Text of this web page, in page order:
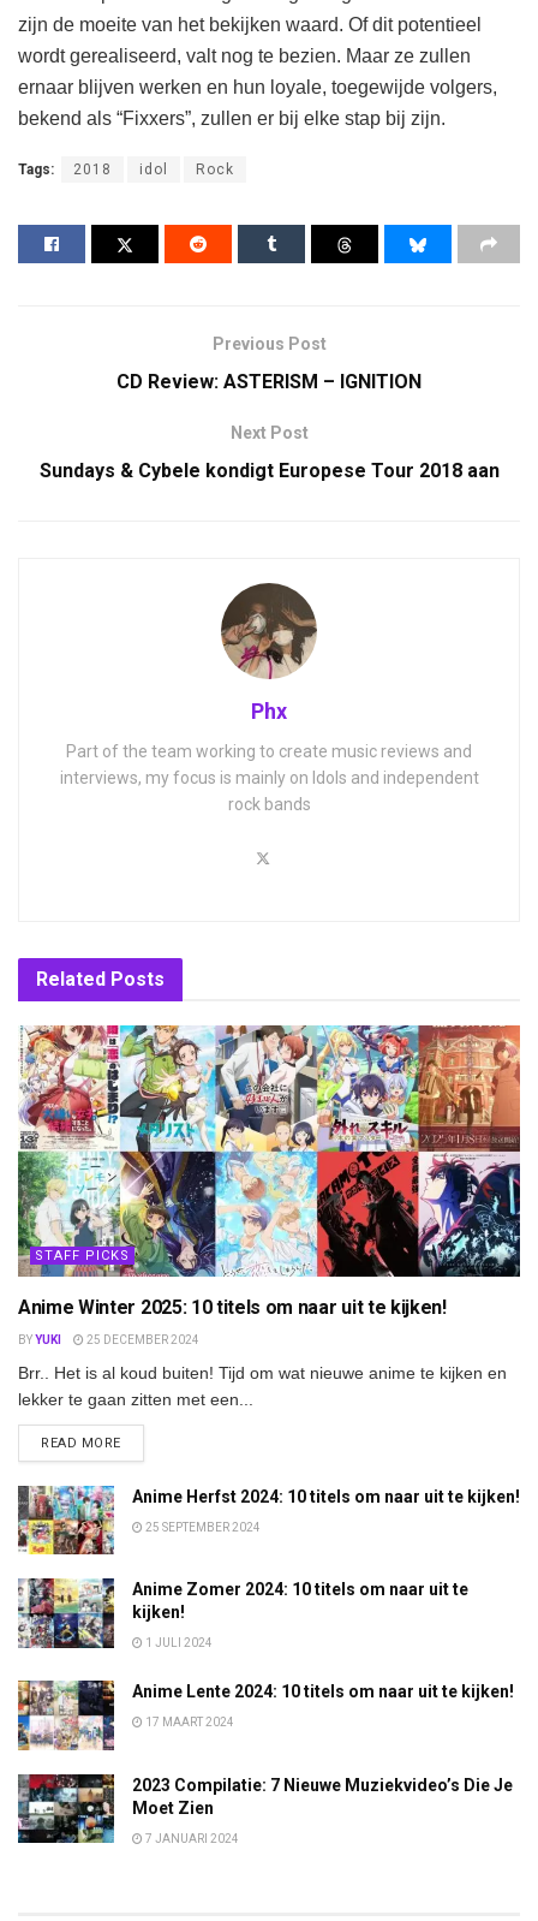
zijn de moeite van het bekijken waard. Of dit potentieel
wordt gerealiseerd, valt nog te bezien. Maar ze zullen
ernaar blijven werken en hun loyale, toegewijde volgers,
bekend als “Fixxers”, zullen er bij elke stap bij zijn.
Tags: 2018 idol Rock
Previous Post
CD Review: ASTERISM – IGNITION
Next Post
Sundays & Cybele kondigt Europese Tour 2018 aan
Phx
Part of the team working to create music reviews and
interviews, my focus is mainly on Idols and independent
rock bands
Related Posts
STAFF PICKS
Anime Winter 2025: 10 titels om naar uit te kijken!
BYYUKI 25 DECEMBER 2024
Brr.. Het is al koud buiten! Tijd om wat nieuwe anime te kijken en
lekker te gaan zitten met een...
READ MOREDETAILS
Anime Herfst 2024: 10 titels om naar uit te kijken!
25 SEPTEMBER 2024
Anime Zomer 2024: 10 titels om naar uit te
kijken!
1 JULI 2024
Anime Lente 2024: 10 titels om naar uit te kijken!
17 MAART 2024
2023 Compilatie: 7 Nieuwe Muziekvideo’s Die Je
Moet Zien
7 JANUARI 2024